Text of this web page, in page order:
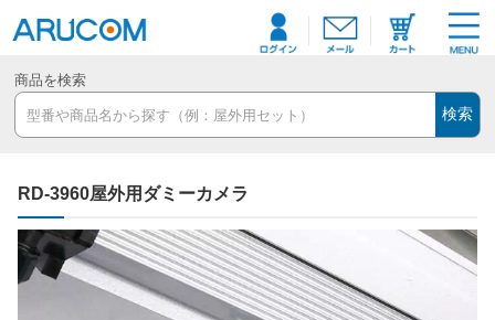
商品を検索
検索
RD-3960屋外用ダミーカメラ